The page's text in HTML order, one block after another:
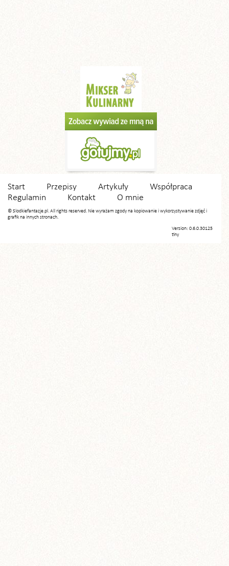
Start Przepisy Artykuły
Współpraca
Regulamin
Kontakt O mnie
© Slodkiefantazje.pl. All rights reserved. Nie wyrażam zgody na kopiowanie i wykorzystywanie zdjęć i
grafik na innych stronach.
Version: 0.6.0.30125
tiny